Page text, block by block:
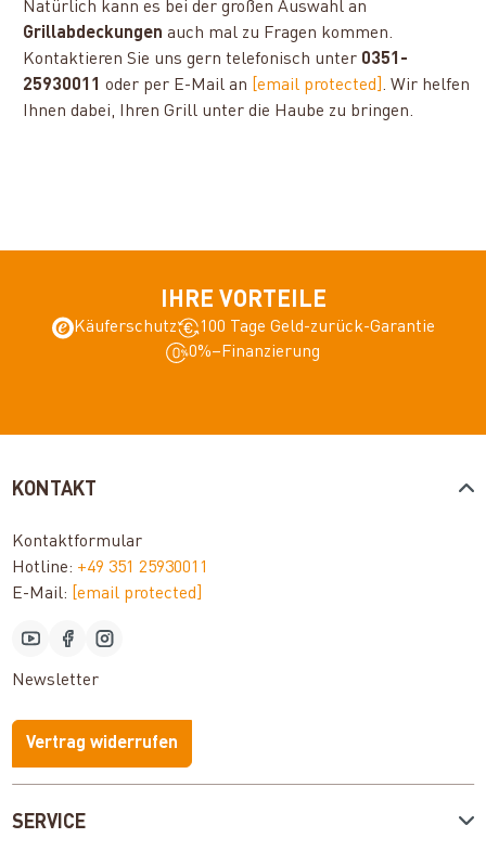
Natürlich kann es bei der großen Auswahl an
Grillabdeckungen auch mal zu Fragen kommen.
Kontaktieren Sie uns gern telefonisch unter 0351-
25930011 oder per E-Mail an [email protected] . Wir helfen
Ihnen dabei, Ihren Grill unter die Haube zu bringen.
IHRE VORTEILE
Käuferschutz
100 Tage Geld-zurück-Garantie
0%–Finanzierung
SERVICE
KONTAKT
Kontaktformular
Hotline: +49 351 25930011
E-Mail:
[email protected]
Newsletter
Vertrag widerrufen